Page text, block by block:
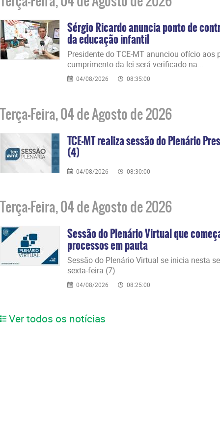
Sérgio Ricardo anuncia ponto de
da educação infantil
Presidente do TCE-MT anunciou ofício aos
cumprimento da lei será verificado na...
04/08/2026 08:35:00
Terça-Feira, 04 de Agosto de 2026
TCE-MT realiza sessão do Plenário
(4)
04/08/2026 08:30:00
Terça-Feira, 04 de Agosto de 2026
Sessão do Plenário Virtual que
processos em pauta
Sessão do Plenário Virtual se inicia nesta
sexta-feira (7)
04/08/2026 08:25:00
Ver todos os notícias